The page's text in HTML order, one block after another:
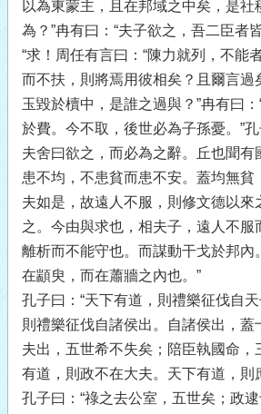
以為東蒙主，且在邦域之中矣，是社
為？”冉有曰：“夫子欲之，吾二臣者
“求！周任有言曰：“陳力就列，不能
而不扶，則將焉用彼相矣？且爾言過
玉毀於櫝中，是誰之過與？”冉有曰
於費。今不取，後世必為子孫憂。”
夫舍曰欲之，而必為之辭。丘也聞有
患不均，不患貧而患不安。蓋均無貧
夫如是，故遠人不服，則修文德以來
之。今由與求也，相夫子，遠人不服
離析而不能守也。而謀動干戈於邦內
在顓臾，而在蕭牆之內也。”
孔子曰：“天下有道，則禮樂征伐自
則禮樂征伐自諸侯出。自諸侯出，蓋
夫出，五世希不失矣；陪臣執國命，
有道，則政不在大夫。天下有道，則
孔子曰：“祿之去公室，五世矣；政